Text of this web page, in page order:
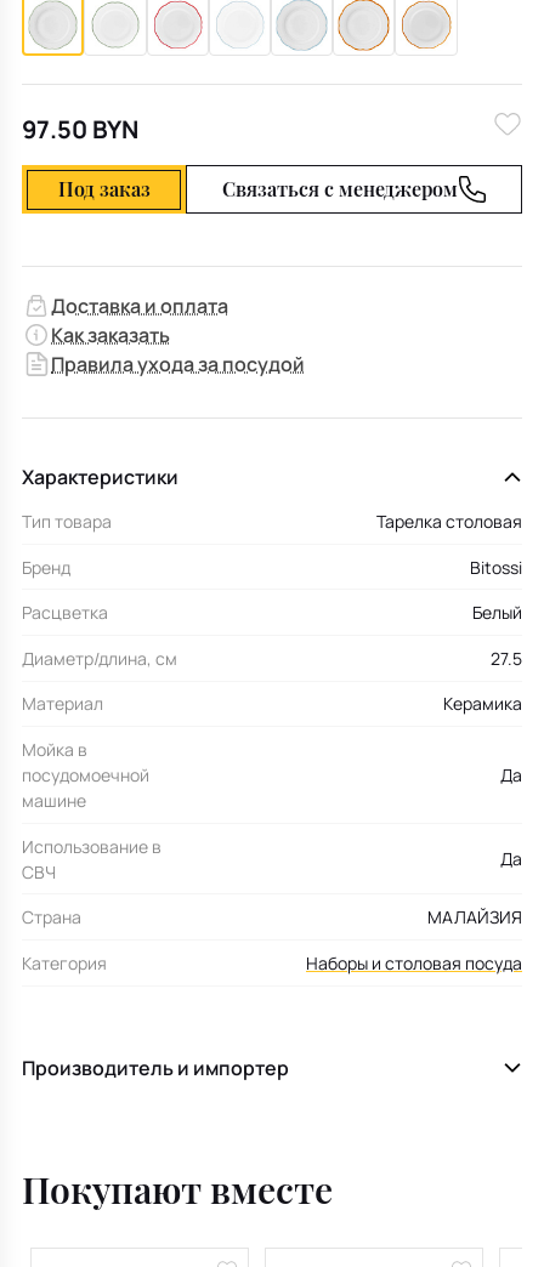
97.50 BYN
Под заказ Связаться с менеджером
Доставка и оплата
Как заказать
Правила ухода за посудой
Характеристики
Тип товара
Тарелка столовая
Бренд
Bitossi
Расцветка
Белый
Диаметр/длина, см
27.5
Материал
Керамика
Мойка в
посудомоечной
машине
Да
Использование в
СВЧ
Да
Страна
МАЛАЙЗИЯ
Категория
Наборы и столовая посуда
Производитель и импортер
Покупают вместе